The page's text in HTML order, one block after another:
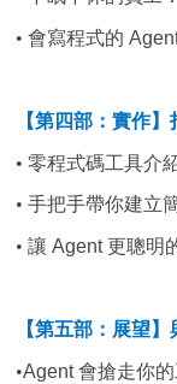
• 會寫程式的
【第四部：實作
• 零程式碼工具介
• 手把手帶你建立
• 讓 Agent更聰明
【第五部：展望】
•Agent會搶走你的